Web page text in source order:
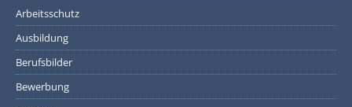
Arbeitsschutz
Ausbildung
Berufsbilder
Bewerbung